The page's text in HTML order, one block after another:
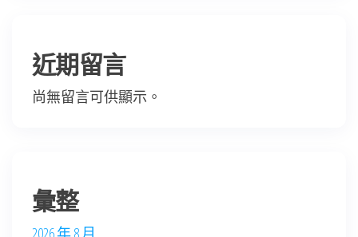
近期留言
尚無留言可供顯示。
彙整
2026 年 8 月